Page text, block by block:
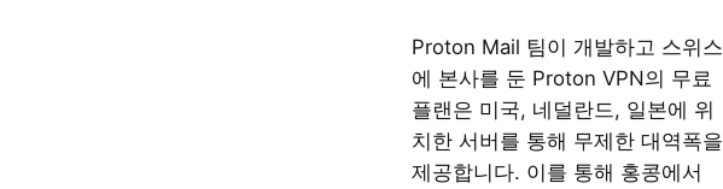
Proton Mail 팀이 개발하고 스위스
에 본사를 둔 Proton VPN의 무료
플랜은 미국, 네덜란드, 일본에 위
치한 서버를 통해 무제한 대역폭을
제공합니다. 이를 통해 홍콩에서